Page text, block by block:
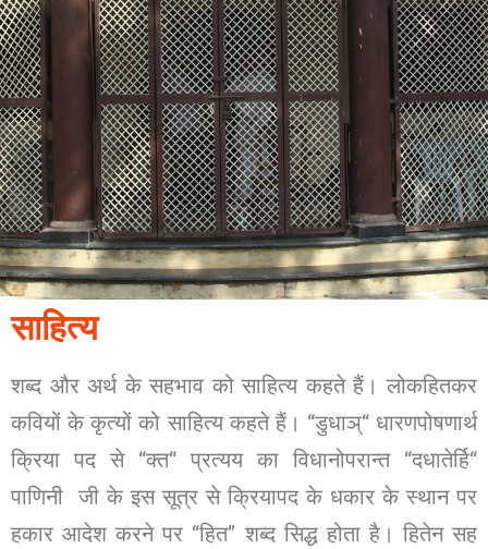
साहित्य
शब्द और अर्थ के सहभाव को साहित्य कहते हैं। लोकहितकर
कवियों के कृत्यों को साहित्य कहते हैं। “डुधाञ्“ धारणपोषणार्थ
क्रिया पद से “क्त“ प्रत्यय का विधानोपरान्त “दधातेर्हि“
पाणिनी जी के इस सूत्र से क्रियापद के धकार के स्थान पर
हकार आदेश करने पर ‘‘हित’’ शब्द सिद्ध होता है। हितेन सह